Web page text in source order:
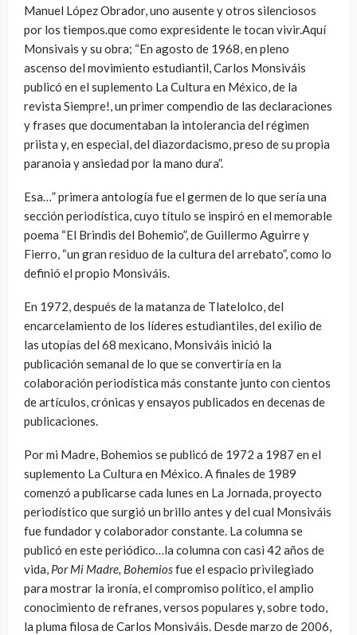
Manuel López Obrador, uno ausente y otros silenciosos
por los tiempos.que como expresidente le tocan vivir.Aquí
Monsivais y su obra; “En agosto de 1968, en pleno
ascenso del movimiento estudiantil, Carlos Monsiváis
publicó en el suplemento La Cultura en México, de la
revista Siempre!, un primer compendio de las declaraciones
y frases que documentaban la intolerancia del régimen
priista y, en especial, del diazordacismo, preso de su propia
paranoia y ansiedad por la mano dura”.
Esa…” primera antología fue el germen de lo que sería una
sección periodística, cuyo título se inspiró en el memorable
poema “El Brindis del Bohemio”, de Guillermo Aguirre y
Fierro, “un gran residuo de la cultura del arrebato”, como lo
definió el propio Monsiváis.
En 1972, después de la matanza de Tlatelolco, del
encarcelamiento de los líderes estudiantiles, del exilio de
las utopías del 68 mexicano, Monsiváis inició la
publicación semanal de lo que se convertiría en la
colaboración periodística más constante junto con cientos
de artículos, crónicas y ensayos publicados en decenas de
publicaciones.
Por mi Madre, Bohemios se publicó de 1972 a 1987 en el
suplemento La Cultura en México. A finales de 1989
comenzó a publicarse cada lunes en La Jornada, proyecto
periodístico que surgió un brillo antes y del cual Monsiváis
fue fundador y colaborador constante. La columna se
publicó en este periódico…la columna con casi 42 años de
vida, Por Mi Madre, Bohemiosfue el espacio privilegiado
para mostrar la ironía, el compromiso político, el amplio
conocimiento de refranes, versos populares y, sobre todo,
la pluma filosa de Carlos Monsiváis. Desde marzo de 2006,